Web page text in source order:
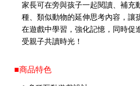
家長可在旁與孩子一起閱讀、補充
種、類似動物的延伸思考內容，讓
在遊戲中學習，強化記憶，同時促
受親子共讀時光！
■商品特色